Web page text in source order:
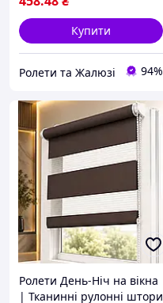
Купити
Ролети та Жалюзі 94%
Ролети День-Ніч на вікна
| Тканинні рулонні штори